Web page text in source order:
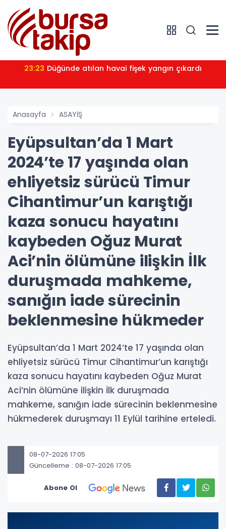
23:23 Düğünde atılan havai fişek yangın çıkardı
Anasayfa ASAYİŞ
Eyüpsultan’da 1 Mart
2024’te 17 yaşında olan
ehliyetsiz sürücü Timur
Cihantimur’un karıştığı
kaza sonucu hayatını
kaybeden Oğuz Murat
Aci’nin ölümüne ilişkin İlk
duruşmada mahkeme,
sanığın iade sürecinin
beklenmesine hükmeder
Eyüpsultan’da 1 Mart 2024’te 17 yaşında olan
ehliyetsiz sürücü Timur Cihantimur’un karıştığı
kaza sonucu hayatını kaybeden Oğuz Murat
Aci’nin ölümüne ilişkin İlk duruşmada
mahkeme, sanığın iade sürecinin beklenmesine
hükmederek duruşmayı 11 Eylül tarihine erteledi.
08-07-2026 17:05
Güncelleme : 08-07-2026 17:05
Abone Ol